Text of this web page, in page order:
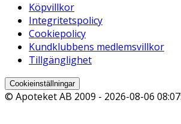
Köpvillkor
Integritetspolicy
Cookiepolicy
Kundklubbens medlemsvillkor
Tillgänglighet
Cookieinställningar
© Apoteket AB 2009 - 2026-08-06